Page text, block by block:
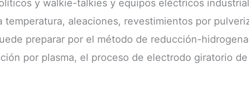
o
y walkie-talkies y equipos eléctricos
temperatura, aleaciones, revestimientos por
preparar por el método de reducción-
por plasma, el proceso de electrodo giratorio de